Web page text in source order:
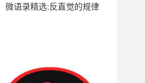
微语录精选:反直觉的规律